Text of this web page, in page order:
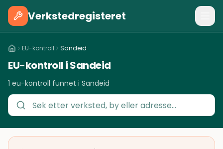
Verkstedregisteret
EU-kontroll Sandeid
EU-kontroll i Sandeid
1 eu-kontroll funnet i Sandeid